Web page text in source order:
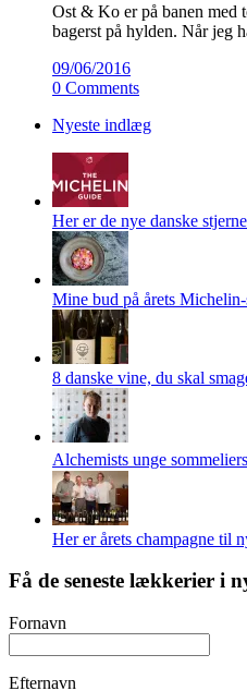
Ost & Ko er på banen med
bagerst på hylden. Når jeg
09/06/2016
0 Comments
Nyeste indlæg
Her er de nye danske
Mine bud på årets
8 danske vine, du skal
Alchemists unge
Her er årets champagne til
Få de seneste lækkerier i
Fornavn
Efternavn